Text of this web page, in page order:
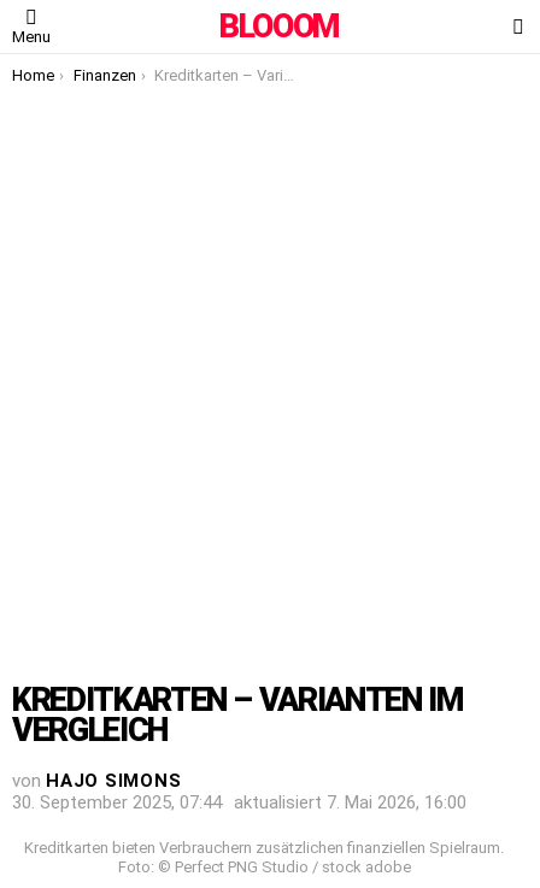
Menu BLOOOM
You are here:
Home Finanzen Kreditkarten – Varianten im Vergleich
KREDITKARTEN – VARIANTEN IM
VERGLEICH
von HAJO SIMONS
30. September 2025, 07:44
aktualisiert 7. Mai 2026, 16:00
Kreditkarten bieten Verbrauchern zusätzlichen finanziellen Spielraum.
Foto: © Perfect PNG Studio / stock adobe